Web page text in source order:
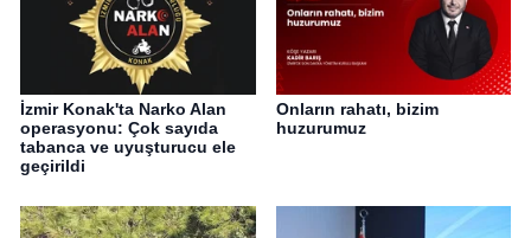
İzmir Konak'ta Narko Alan
operasyonu: Çok sayıda
tabanca ve uyuşturucu ele
geçirildi
Onların rahatı, bizim
huzurumuz